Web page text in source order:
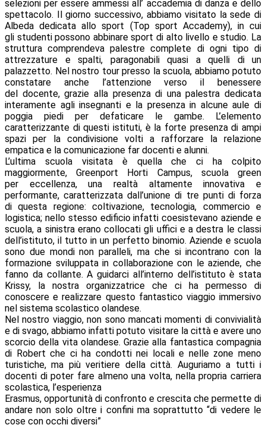
selezioni per essere ammessi all’ accademia di danza e dello
spettacolo. Il giorno successivo, abbiamo visitato la sede di
Albeda dedicata allo sport (Top sport Accademy), in cui
gli studenti possono abbinare sport di alto livello e studio. La
struttura comprendeva palestre complete di ogni tipo di
attrezzature e spalti, paragonabili quasi a quelli di un
palazzetto. Nel nostro tour presso la scuola, abbiamo potuto
constatare anche l’attenzione verso il benessere
del docente, grazie alla presenza di una palestra dedicata
interamente agli insegnanti e la presenza in alcune aule di
poggia piedi per defaticare le gambe. L’elemento
caratterizzante di questi istituti, è la forte presenza di ampi
spazi per la condivisione volti a rafforzare la relazione
empatica e la comunicazione far docenti e alunni.
L’ultima scuola visitata è quella che ci ha colpito
maggiormente, Greenport Horti Campus, scuola green
per eccellenza, una realtà altamente innovativa e
performante, caratterizzata dall’unione di tre punti di forza
di questa regione: coltivazione, tecnologia, commercio e
logistica; nello stesso edificio infatti coesistevano aziende e
scuola, a sinistra erano collocati gli uffici e a destra le classi
dell’istituto, il tutto in un perfetto binomio. Aziende e scuola
sono due mondi non paralleli, ma che si incontrano con la
formazione sviluppata in collaborazione con le aziende, che
fanno da collante. A guidarci all’interno dell’istituto è stata
Krissy, la nostra organizzatrice che ci ha permesso di
conoscere e realizzare questo fantastico viaggio immersivo
nel sistema scolastico olandese.
Nel nostro viaggio, non sono mancati momenti di convivialità
e di svago, abbiamo infatti potuto visitare la città e avere uno
scorcio della vita olandese. Grazie alla fantastica compagnia
di Robert che ci ha condotti nei locali e nelle zone meno
turistiche, ma più veritiere della città. Auguriamo a tutti i
docenti di poter fare almeno una volta, nella propria carriera
scolastica, l’esperienza
Erasmus, opportunità di confronto e crescita che permette di
andare non solo oltre i confini ma soprattutto “di vedere le
cose con occhi diversi”